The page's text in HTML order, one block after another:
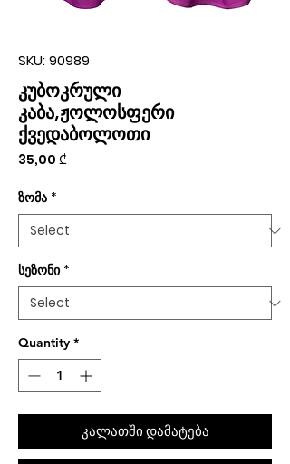
SKU: 90989
კუბოკრული
კაბა,ჟოლოსფერი
ქვედაბოლოთი
35,00 ₾Price
ზომა *
სეზონი *
Quantity *
კალათში დამატება